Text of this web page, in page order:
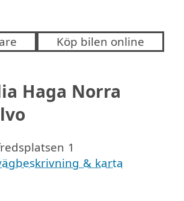
Köp bilen online
Haga Norra
1
& karta